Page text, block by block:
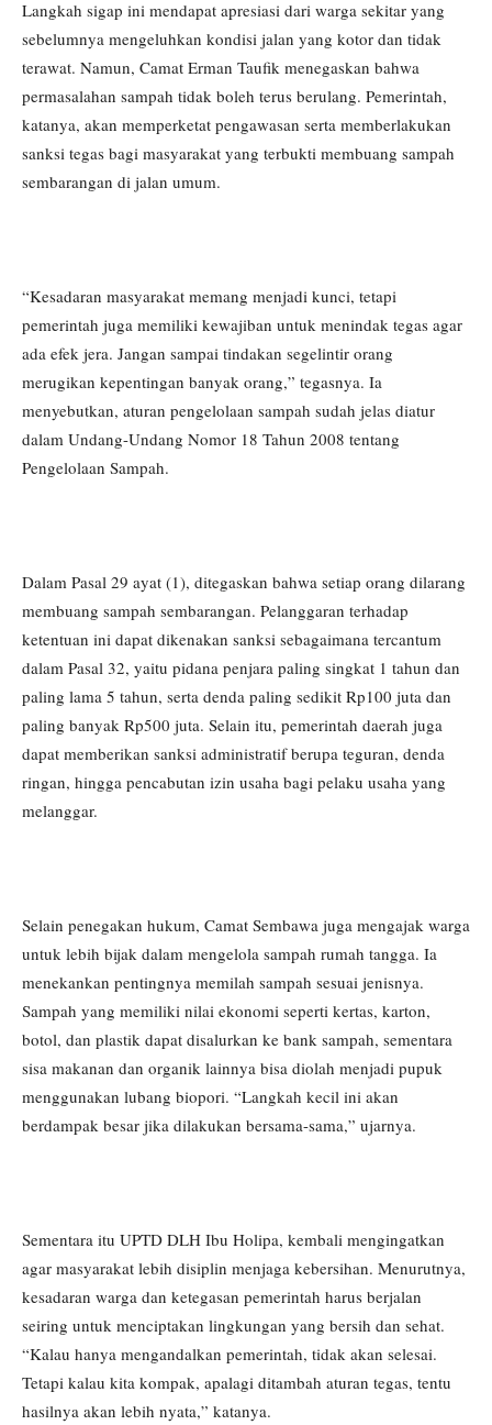
Langkah sigap ini mendapat apresiasi dari warga sekitar yang
sebelumnya mengeluhkan kondisi jalan yang kotor dan tidak
terawat. Namun, Camat Erman Taufik menegaskan bahwa
permasalahan sampah tidak boleh terus berulang. Pemerintah,
katanya, akan memperketat pengawasan serta memberlakukan
sanksi tegas bagi masyarakat yang terbukti membuang sampah
sembarangan di jalan umum.
“Kesadaran masyarakat memang menjadi kunci, tetapi
pemerintah juga memiliki kewajiban untuk menindak tegas agar
ada efek jera. Jangan sampai tindakan segelintir orang
merugikan kepentingan banyak orang,” tegasnya. Ia
menyebutkan, aturan pengelolaan sampah sudah jelas diatur
dalam Undang-Undang Nomor 18 Tahun 2008 tentang
Pengelolaan Sampah.
Dalam Pasal 29 ayat (1), ditegaskan bahwa setiap orang dilarang
membuang sampah sembarangan. Pelanggaran terhadap
ketentuan ini dapat dikenakan sanksi sebagaimana tercantum
dalam Pasal 32, yaitu pidana penjara paling singkat 1 tahun dan
paling lama 5 tahun, serta denda paling sedikit Rp100 juta dan
paling banyak Rp500 juta. Selain itu, pemerintah daerah juga
dapat memberikan sanksi administratif berupa teguran, denda
ringan, hingga pencabutan izin usaha bagi pelaku usaha yang
melanggar.
Selain penegakan hukum, Camat Sembawa juga mengajak warga
untuk lebih bijak dalam mengelola sampah rumah tangga. Ia
menekankan pentingnya memilah sampah sesuai jenisnya.
Sampah yang memiliki nilai ekonomi seperti kertas, karton,
botol, dan plastik dapat disalurkan ke bank sampah, sementara
sisa makanan dan organik lainnya bisa diolah menjadi pupuk
menggunakan lubang biopori. “Langkah kecil ini akan
berdampak besar jika dilakukan bersama-sama,” ujarnya.
Sementara itu UPTD DLH Ibu Holipa, kembali mengingatkan
agar masyarakat lebih disiplin menjaga kebersihan. Menurutnya,
kesadaran warga dan ketegasan pemerintah harus berjalan
seiring untuk menciptakan lingkungan yang bersih dan sehat.
“Kalau hanya mengandalkan pemerintah, tidak akan selesai.
Tetapi kalau kita kompak, apalagi ditambah aturan tegas, tentu
hasilnya akan lebih nyata,” katanya.